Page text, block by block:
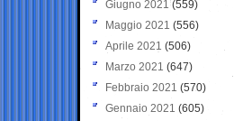
Giugno 2021(559)
Maggio 2021 (556)
Aprile 2021 (506)
Marzo 2021 (647)
Febbraio 2021 (570)
Gennaio 2021 (605)